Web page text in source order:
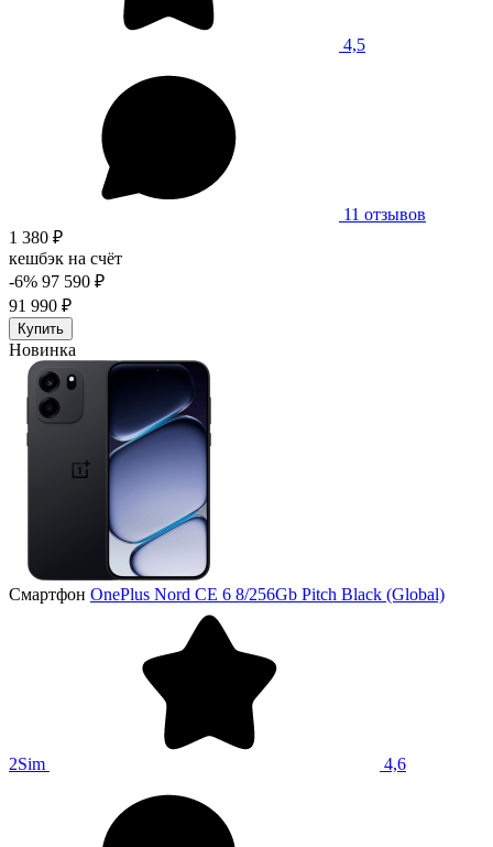
4,5
11 отзывов
1 380 ₽
кешбэк на счёт
-6% 97 590 ₽
91 990 ₽
Купить
Новинка
Смартфон OnePlus Nord CE 6 8/256Gb Pitch Black (Global)
2Sim 4,6